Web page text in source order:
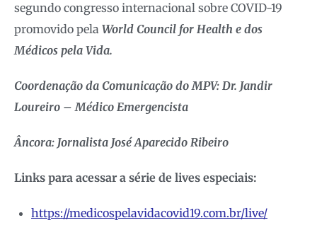
segundo congresso internacional sobre COVID-19
promovido pela World Council for Health e dos
Médicos pela Vida.
Coordenação da Comunicação do MPV: Dr. Jandir
Loureiro – Médico Emergencista
Âncora: Jornalista José Aparecido Ribeiro
Links para acessar a série de lives especiais:
https://medicospelavidacovid19.com.br/live/